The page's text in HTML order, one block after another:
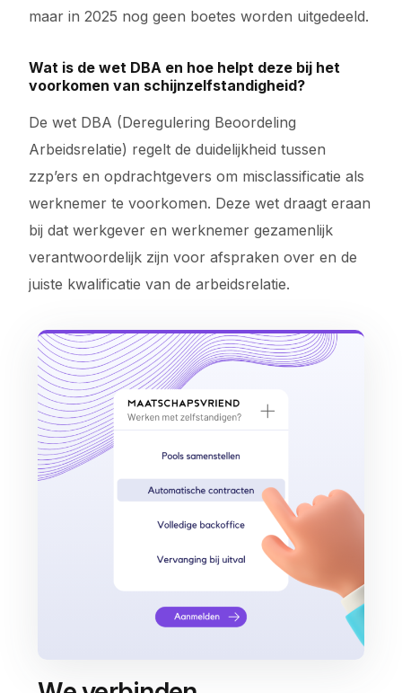
maar in 2025 nog geen boetes worden uitgedeeld.
Wat is de wet DBA en hoe helpt deze bij het
voorkomen van schijnzelfstandigheid?
De wet DBA (Deregulering Beoordeling
Arbeidsrelatie) regelt de duidelijkheid tussen
zzp’ers en opdrachtgevers om misclassificatie als
werknemer te voorkomen. Deze wet draagt eraan
bij dat werkgever en werknemer gezamenlijk
verantwoordelijk zijn voor afspraken over en de
juiste kwalificatie van de arbeidsrelatie.